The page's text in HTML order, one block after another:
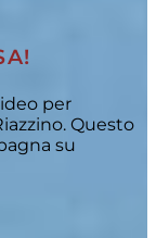
per
Questo
su